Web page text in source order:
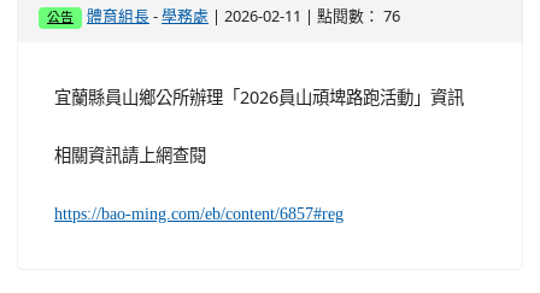
公告 體育組長 -學務處 | 2026-02-11 | 點閱數： 76
宜蘭縣員山鄉公所辦理「2026員山頑埤路跑活動」資訊
相關資訊請上網查閱
https://bao-ming.com/eb/content/6857#reg